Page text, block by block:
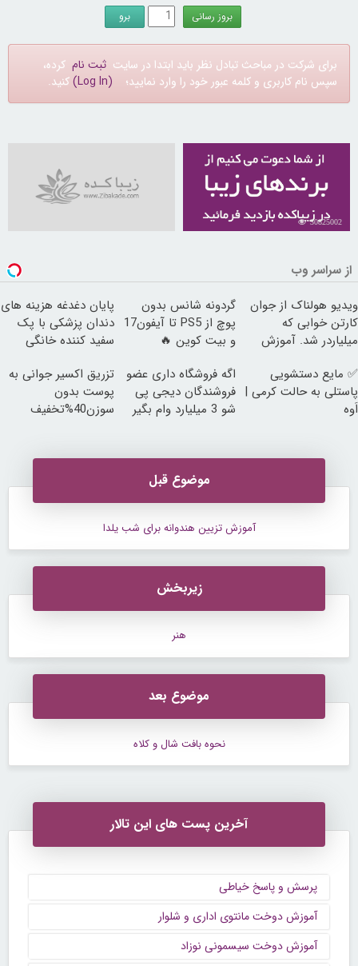
برای شرکت در مباحث تبادل نظر باید ابتدا در سایت ثبت نام کرده،
سپس نام کاربری و کلمه عبور خود را وارد نمایید؛ (Log In) کنید.
30825002
از سراسر وب
ویدیو هولناک از جوان
کارتن خوابی که
میلیاردر شد. آموزش
گردونه شانس بدون
پوچ از PS5 تا آیفون17
و بیت کوین 🔥
پایان دغدغه هزینه های
دندان پزشکی با پک
سفید کننده خانگی
✅ مایع دستشویی
پاستلی به حالت کرمی |
اَوه
اگه فروشگاه داری عضو
فروشندگان دیجی پی
شو 3 میلیارد وام بگیر
تزریق اکسیر جوانی به
پوست بدون
سوزن40%تخفیف
موضوع قبل
آموزش تزیین هندوانه برای شب یلدا
زیربخش
هنر
موضوع بعد
نحوه بافت شال و کلاه
آخرین پست های این تالار
پرسش و پاسخ خیاطی
آموزش دوخت مانتوی اداری و شلوار
آموزش دوخت سیسمونی نوزاد